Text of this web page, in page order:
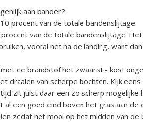
aan banden?
procent van de totale bandenslijtage.
van de totale bandenslijtage.
vooral net na de landing, want
de brandstof het zwaarst - kost
draaien van scherpe bochten. Kijk
zit juist daar een zo scherp mogelijke
een goed eind boven het gras aan de
zodat het mooi op het midden van de